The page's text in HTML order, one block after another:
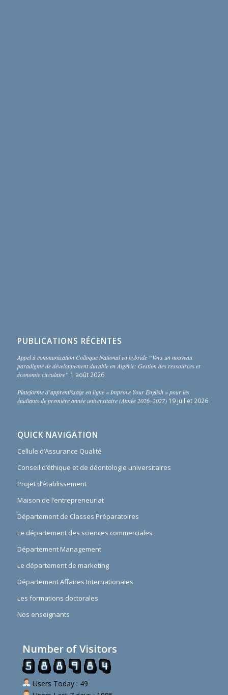
PUBLICATIONS RÉCENTES
Appel à communication Colloque National en hybride “Vers un nouveau
paradigme de développement durable en Algérie: Gestion des ressources et
économie circulaire” 1 août 2026
Plateforme d’apprentissage en ligne « Improve Your English » pour les
étudiants de première année universitaire (Année 2026–2027) 19 juillet 2026
QUICK NAVIGATION
Cellule d’Assurance Qualité
Conseil d’éthique et de déontologie universitaires
Projet d’établissement
Maison de l’entrepreneuriat
Département de Classes Préparatoires
Le département des sciences commerciales
Département Management
Le département de marketing
Département Affaires Internationales
Les formations doctorales
Nos enseignants
Number of Visitors
Users Today : 49